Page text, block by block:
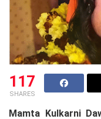
117
SHARES
Mamta Kulkarni